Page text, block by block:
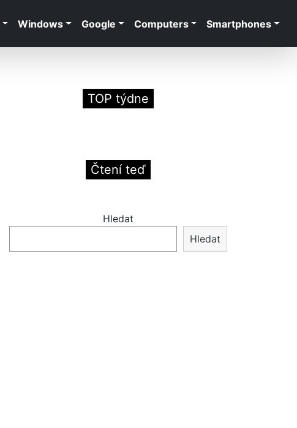
Windows Google Computers Smartphones
TOP týdne
Čtení teď
Hledat
Hledat